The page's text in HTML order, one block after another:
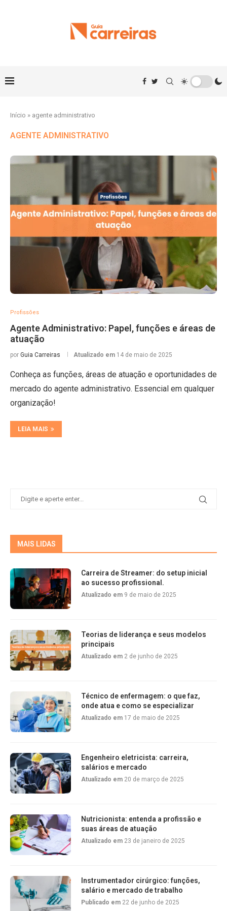
Início » agente administrativo
AGENTE ADMINISTRATIVO
Profissões
Agente Administrativo: Papel, funções e áreas de
atuação
por Guia Carreiras Atualizado em 14 de maio de 2025
Conheça as funções, áreas de atuação e oportunidades de
mercado do agente administrativo. Essencial em qualquer
organização!
LEIA MAIS
MAIS LIDAS
Carreira de Streamer: do setup inicial
ao sucesso profissional.
Atualizado em 9 de maio de 2025
Teorias de liderança e seus modelos
principais
Atualizado em 2 de junho de 2025
Técnico de enfermagem: o que faz,
onde atua e como se especializar
Atualizado em 17 de maio de 2025
Engenheiro eletricista: carreira,
salários e mercado
Atualizado em 20 de março de 2025
Nutricionista: entenda a profissão e
suas áreas de atuação
Atualizado em 23 de janeiro de 2025
Instrumentador cirúrgico: funções,
salário e mercado de trabalho
Publicado em 22 de junho de 2025